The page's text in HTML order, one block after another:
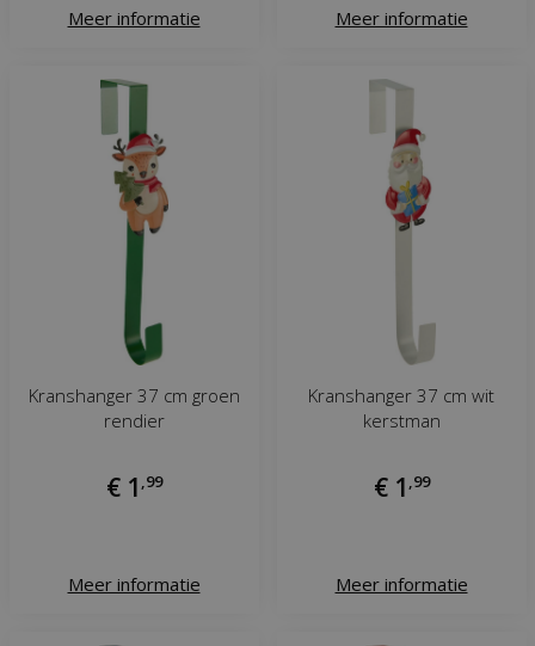
Meer informatie Meer informatie
Kranshanger 37 cm groen
rendier
€ 1 99
Meer informatie
Kranshanger 37 cm wit
kerstman
€ 1 99
Meer informatie